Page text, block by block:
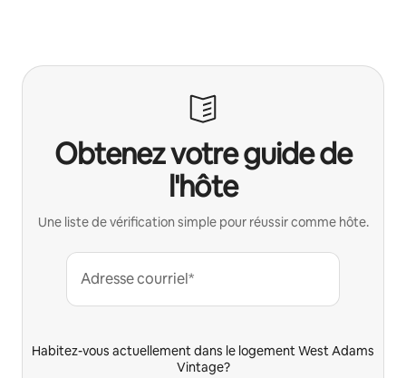
Obtenez votre guide de
l'hôte
Une liste de vérification simple pour réussir comme hôte.
Adresse courriel*
Habitez-vous actuellement dans le logement West Adams
Vintage?